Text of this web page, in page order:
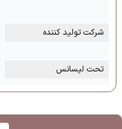
شرکت تولید کننده
تحت لیسانس